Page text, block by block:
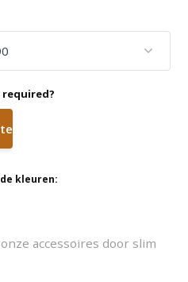
kleuren:
accessoires door slim